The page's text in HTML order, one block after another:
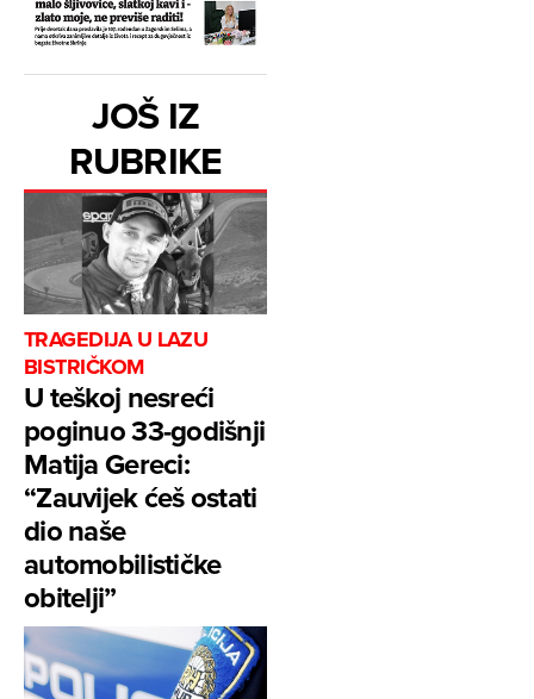
JOŠ IZ
RUBRIKE
TRAGEDIJA U LAZU
BISTRIČKOM
U teškoj nesreći
poginuo 33-godišnji
Matija Gereci:
“Zauvijek ćeš ostati
dio naše
automobilističke
obitelji”